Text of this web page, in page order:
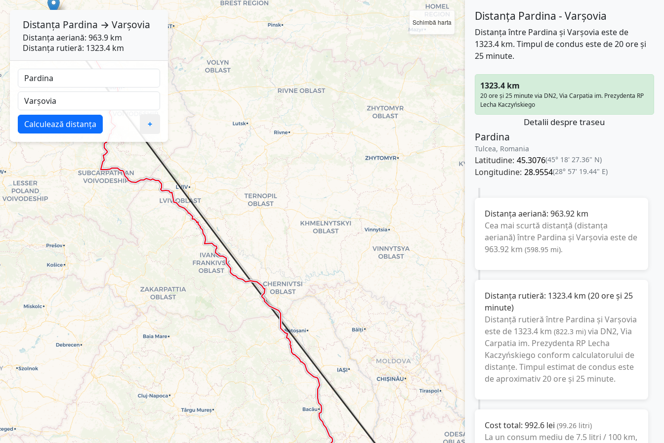
Schimbă harta Distanța Pardina - Varşovia
Distanța între Pardina și Varşovia este de
1323.4 km. Timpul de condus este de 20 ore și
25 minute.
1323.4 km
20 ore și 25 minute via DN2, Via Carpatia im. Prezydenta RP
Lecha Kaczyńskiego
Detalii despre traseu
Pardina
Tulcea, Romania
Latitudine: 45.3076(45° 18' 27.36" N)
Longitudine: 28.9554(28° 57' 19.44" E)
Distanța aeriană: 963.92 km
Cea mai scurtă distanță (distanța
aeriană) între Pardina și Varşovia este de
963.92 km (598.95 mi).
Distanța rutieră: 1323.4 km (20 ore și 25
minute)
Distanță rutieră între Pardina și Varşovia
este de 1323.4 km (822.3 mi) via DN2, Via
Carpatia im. Prezydenta RP Lecha
Kaczyńskiego conform calculatorului de
distanțe. Timpul estimat de condus este
de aproximativ20 ore și 25 minute.
Cost total: 992.6 lei (99.26 litri)
La un consum mediu de7.5 litri / 100 km,
Distanța Pardina → Varşovia
Distanța aeriană: 963.9 km
Distanța rutieră: 1323.4 km
Calculează distanța +